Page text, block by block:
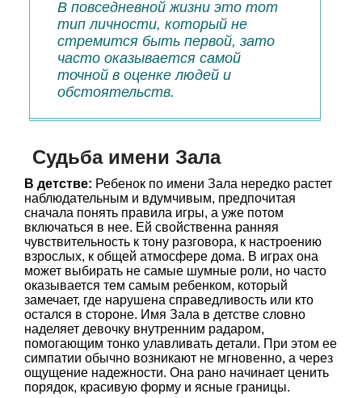
В повседневной жизни это тот
тип личности, который не
стремится быть первой, зато
часто оказывается самой
точной в оценке людей и
обстоятельств.
Судьба имени Зала
В детстве: Ребенок по имени Зала нередко растет
наблюдательным и вдумчивым, предпочитая
сначала понять правила игры, а уже потом
включаться в нее. Ей свойственна ранняя
чувствительность к тону разговора, к настроению
взрослых, к общей атмосфере дома. В играх она
может выбирать не самые шумные роли, но часто
оказывается тем самым ребенком, который
замечает, где нарушена справедливость или кто
остался в стороне. Имя Зала в детстве словно
наделяет девочку внутренним радаром,
помогающим тонко улавливать детали. При этом ее
симпатии обычно возникают не мгновенно, а через
ощущение надежности. Она рано начинает ценить
порядок, красивую форму и ясные границы.